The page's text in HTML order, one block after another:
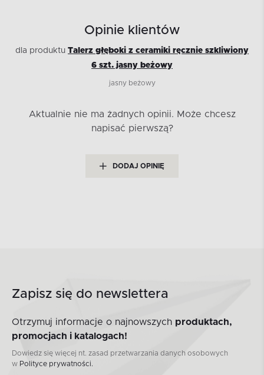
Opinie klientów
dla produktu Talerz głęboki z ceramiki ręcznie szkliwiony
6 szt. jasny beżowy
jasny beżowy
Aktualnie nie ma żadnych opinii. Może chcesz
napisać pierwszą?
DODAJ OPINIĘ
Zapisz się do newslettera
Otrzymuj informacje o najnowszych produktach,
promocjach i katalogach!
Dowiedz się więcej nt. zasad przetwarzania danych osobowych
w Polityce prywatności.